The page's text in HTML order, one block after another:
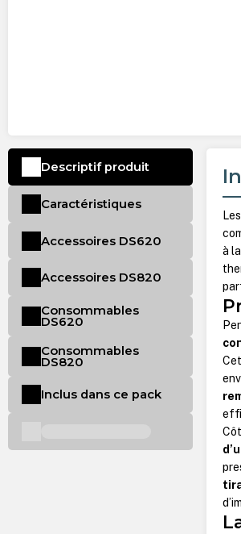
à
Descriptif produit
Caractéristiques
Accessoires DS620
Accessoires DS820
Consommables
DS620
Consommables
DS820
Inclus dans ce pack